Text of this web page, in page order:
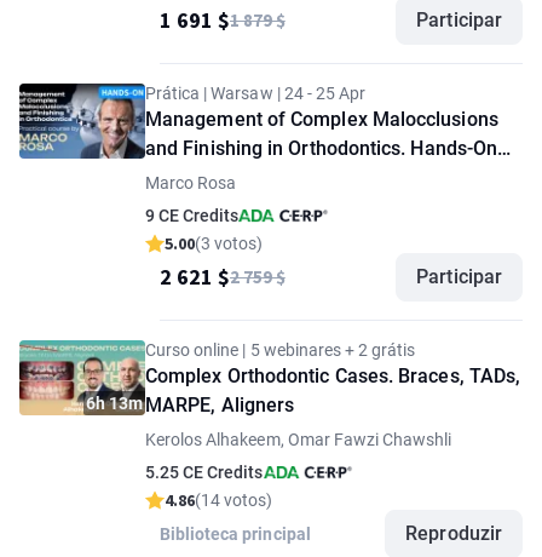
1 691 $1 879 $ Participar
Prática | Warsaw | 24 - 25 Apr
Management of Complex Malocclusions
and Finishing in Orthodontics. Hands-On
Workshop by Marco Rosa
Marco Rosa
9 CE Credits
5.00(3 votos)
2 621 $2 759 $ Participar
6h 13m
Curso online | 5 webinares + 2 grátis
Complex Orthodontic Cases. Braces, TADs,
MARPE, Aligners
Kerolos Alhakeem, Omar Fawzi Chawshli
5.25 CE Credits
4.86(14 votos)
Biblioteca principal
Reproduzir